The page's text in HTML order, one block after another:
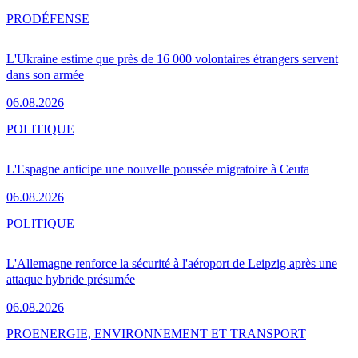
L'Ukraine estime que près de 16 000 volontaires étrangers servent
dans son armée
06.08.2026
PRODÉFENSE
L'Espagne anticipe une nouvelle poussée migratoire à Ceuta
06.08.2026
POLITIQUE
L'Allemagne renforce la sécurité à l'aéroport de Leipzig après une
attaque hybride présumée
06.08.2026
POLITIQUE
PROENERGIE, ENVIRONNEMENT ET TRANSPORT